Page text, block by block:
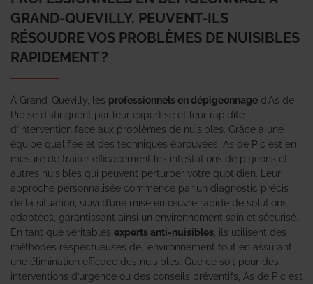
GRAND-QUEVILLY, PEUVENT-ILS
RÉSOUDRE VOS PROBLÈMES DE NUISIBLES
RAPIDEMENT ?
À Grand-Quevilly, les professionnels en dépigeonnage d’As de
Pic se distinguent par leur expertise et leur rapidité
d’intervention face aux problèmes de nuisibles. Grâce à une
équipe qualifiée et des techniques éprouvées, As de Pic est en
mesure de traiter efficacement les infestations de pigeons et
autres nuisibles qui peuvent perturber votre quotidien. Leur
approche personnalisée commence par un diagnostic précis
de la situation, suivi d’une mise en œuvre rapide de solutions
adaptées, garantissant ainsi un environnement sain et sécurisé.
En tant que véritables experts anti-nuisibles , ils utilisent des
méthodes respectueuses de l’environnement tout en assurant
une élimination efficace des nuisibles. Que ce soit pour des
interventions d’urgence ou des conseils préventifs, As de Pic est